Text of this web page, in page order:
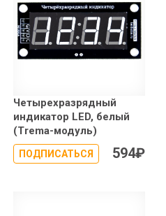
Четырехразрядный
индикатор LED, белый
(Trema-модуль)
ПОДПИСАТЬСЯ 594₽